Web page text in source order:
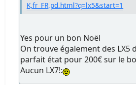
K,fr_FR,pd.html?q=lx5&start=1
Yes pour un bon Noël
On trouve également des LX5
parfait état pour 200€ sur le
Aucun LX7!: